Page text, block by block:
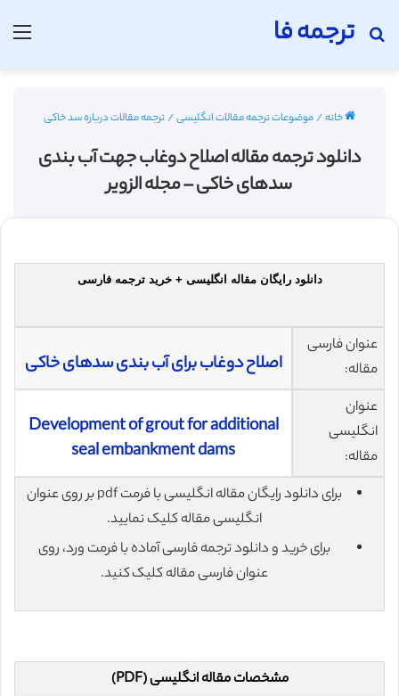
ترجمه فا
جستجو برای
خانه/موضوعات ترجمه مقالات انگلیسی/ترجمه مقالات درباره سد خاکی
دانلود ترجمه مقاله اصلاح دوغاب جهت آب بندی
سدهای خاکی – مجله الزویر
دانلود رایگان مقاله انگلیسی + خرید ترجمه فارسی
عنوان فارسی
مقاله:
اصلاح دوغاب برای آب بندی سدهای خاکی
عنوان
انگلیسی
مقاله:
Development of grout for additional
seal embankment dams
برای دانلود رایگان مقاله انگلیسی با فرمت pdf بر روی عنوان
انگلیسی مقاله کلیک نمایید.
برای خرید و دانلود ترجمه فارسی آماده با فرمت ورد، روی
عنوان فارسی مقاله کلیک کنید.
مشخصات مقاله انگلیسی (PDF)